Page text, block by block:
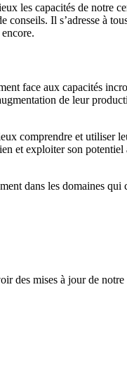
les capacités de notre
Il s’adresse à
face aux capacités
de leur
comprendre et utiliser
et exploiter son potentiel
dans les domaines qui
des mises à jour de notre